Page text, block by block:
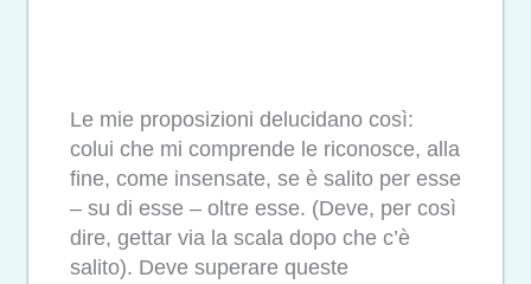
Le mie proposizioni delucidano così:
colui che mi comprende le riconosce, alla
fine, come insensate, se è salito per esse
– su di esse – oltre esse. (Deve, per così
dire, gettar via la scala dopo che c’è
salito). Deve superare queste